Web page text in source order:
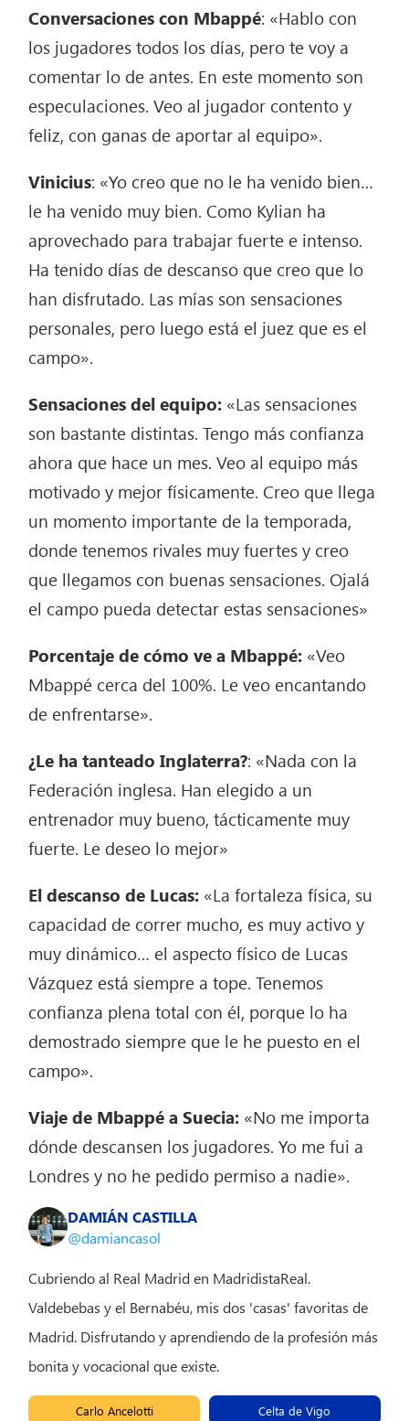
Conversaciones con Mbappé: «Hablo con
los jugadores todos los días, pero te voy a
comentar lo de antes. En este momento son
especulaciones. Veo al jugador contento y
feliz, con ganas de aportar al equipo».
Vinicius: «Yo creo que no le ha venido bien…
le ha venido muy bien. Como Kylian ha
aprovechado para trabajar fuerte e intenso.
Ha tenido días de descanso que creo que lo
han disfrutado. Las mías son sensaciones
personales, pero luego está el juez que es el
campo».
Sensaciones del equipo: «Las sensaciones
son bastante distintas. Tengo más confianza
ahora que hace un mes. Veo al equipo más
motivado y mejor físicamente. Creo que llega
un momento importante de la temporada,
donde tenemos rivales muy fuertes y creo
que llegamos con buenas sensaciones. Ojalá
el campo pueda detectar estas sensaciones»
Porcentaje de cómo ve a Mbappé: «Veo
Mbappé cerca del 100%. Le veo encantando
de enfrentarse».
¿Le ha tanteado Inglaterra?: «Nada con la
Federación inglesa. Han elegido a un
entrenador muy bueno, tácticamente muy
fuerte. Le deseo lo mejor»
El descanso de Lucas: «La fortaleza física, su
capacidad de correr mucho, es muy activo y
muy dinámico… el aspecto físico de Lucas
Vázquez está siempre a tope. Tenemos
confianza plena total con él, porque lo ha
demostrado siempre que le he puesto en el
campo».
Viaje de Mbappé a Suecia: «No me importa
dónde descansen los jugadores. Yo me fui a
Londres y no he pedido permiso a nadie».
DAMIÁN CASTILLA
@damiancasol
Cubriendo al Real Madrid en MadridistaReal.
Valdebebas y el Bernabéu, mis dos 'casas' favoritas de
Madrid. Disfrutando y aprendiendo de la profesión más
bonita y vocacional que existe.
Carlo Ancelotti Celta de Vigo